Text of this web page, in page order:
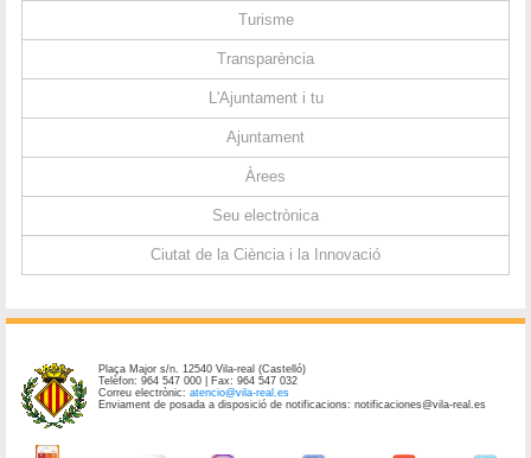
Turisme
Transparència
L'Ajuntament i tu
Ajuntament
Àrees
Seu electrònica
Ciutat de la Ciència i la Innovació
Plaça Major s/n. 12540 Vila-real (Castelló)
Telèfon: 964 547 000 | Fax: 964 547 032
Correu electrònic:atencio@vila-real.es
Enviament de posada a disposició de notificacions: notificaciones@vila-real.es